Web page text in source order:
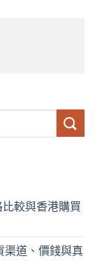
較與香港購買
渠道、價錢與真